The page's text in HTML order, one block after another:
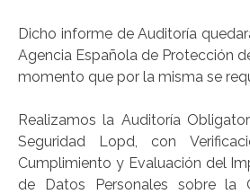
Dicho informe de Auditoría
Agencia Española de Protección
momento que por la misma se
Realizamos la Auditoría
Seguridad Lopd, con
Cumplimiento y Evaluación del
de Datos Personales sobre la